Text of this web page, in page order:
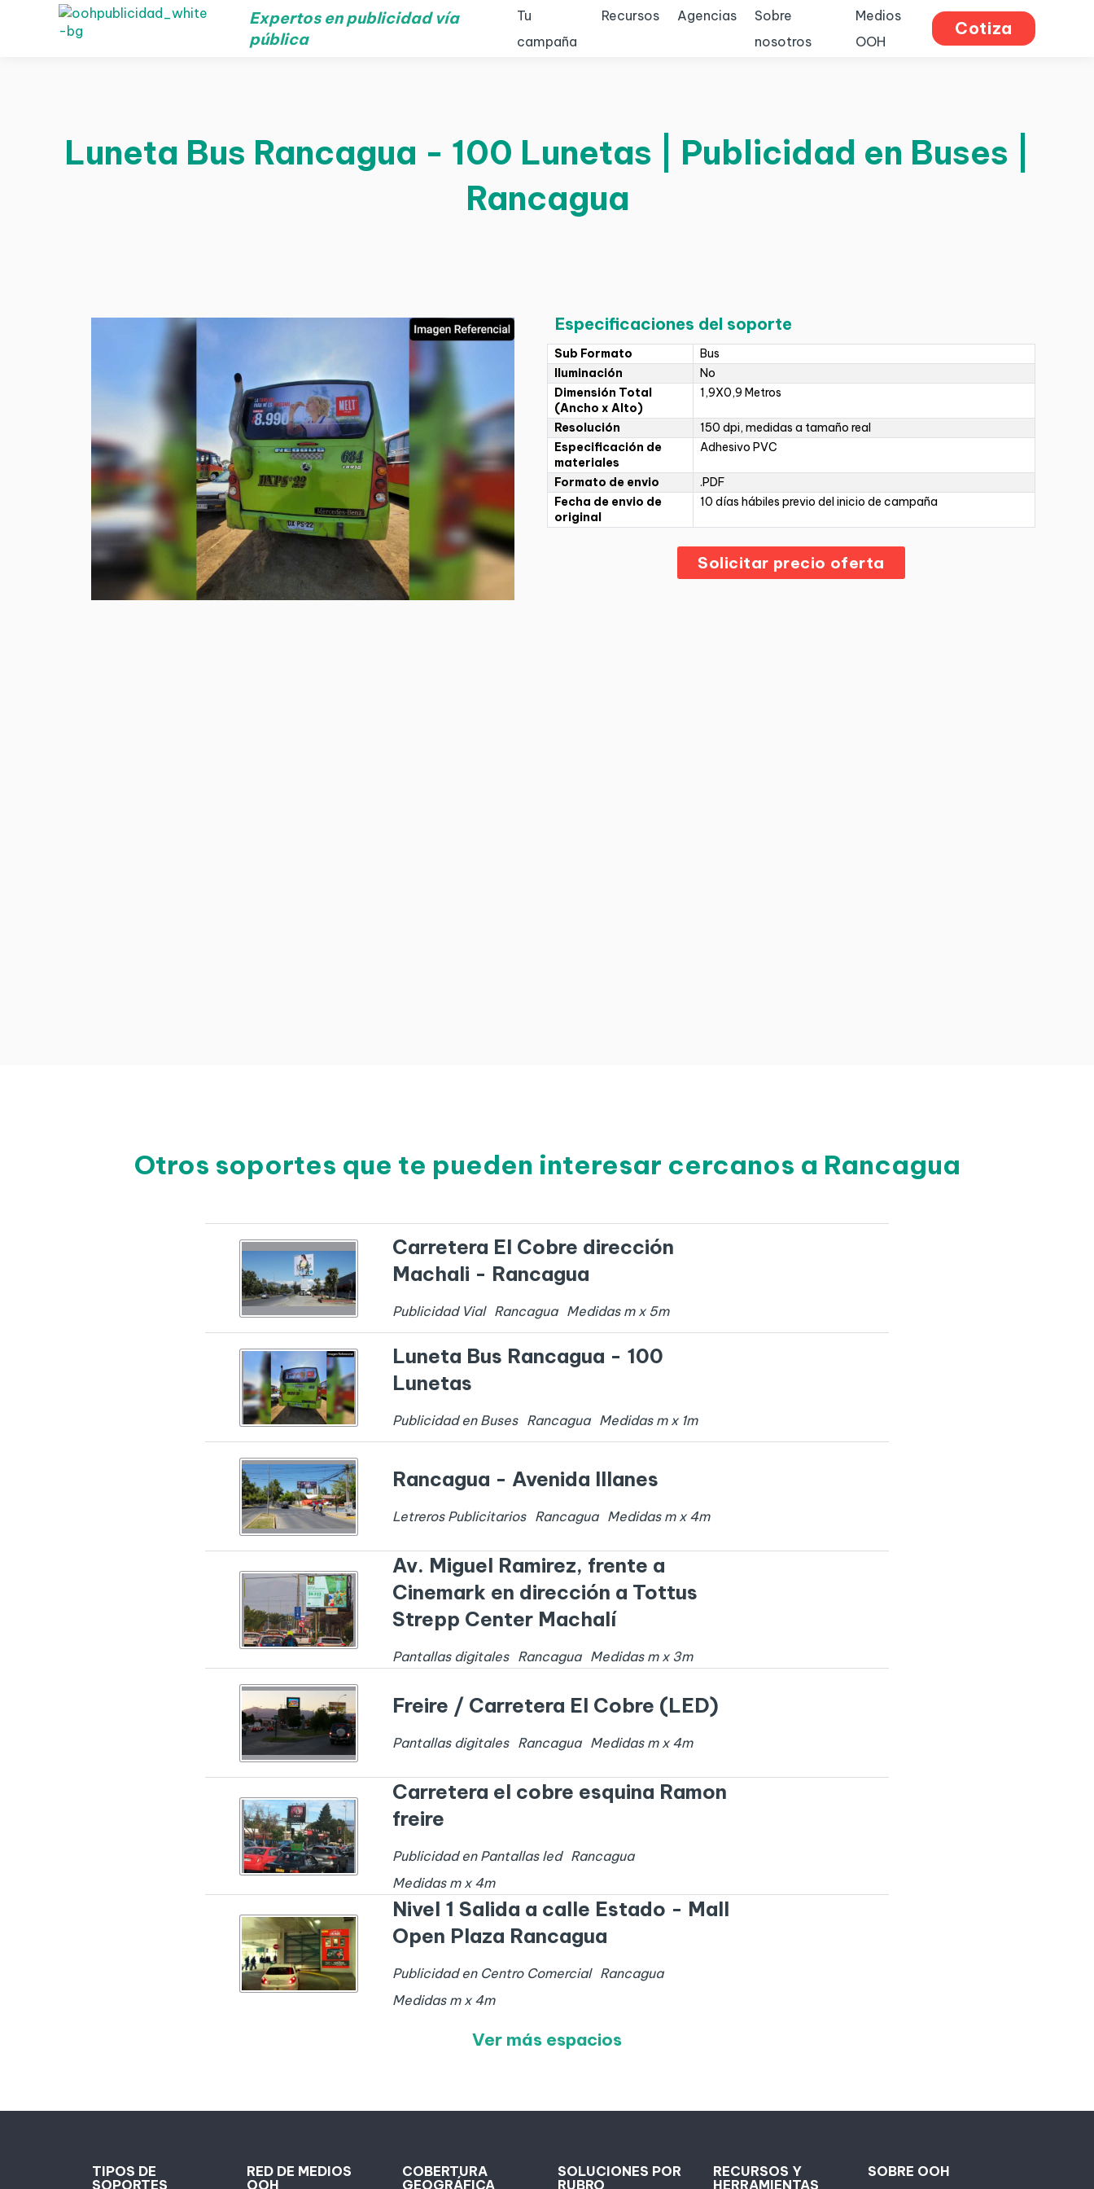
Expertos en publicidad vía
pública
Tu
campaña
Recursos Agencias
Sobre
nosotros
Medios
OOH
Cotiza
Luneta Bus Rancagua - 100 Lunetas | Publicidad en Buses |
Rancagua
Especificaciones del soporte
Sub Formato
Bus
Iluminación
No
Dimensión Total
(Ancho x Alto)
1,9X0,9 Metros
Resolución
150 dpi, medidas a tamaño real
Especificación de
materiales
Adhesivo PVC
Formato de envio
.PDF
Fecha de envio de
original
10 días hábiles previo del inicio de campaña
Solicitar precio oferta
Otros soportes que te pueden interesar cercanos a Rancagua
Carretera El Cobre dirección
Machali - Rancagua
Publicidad Vial Rancagua Medidas m x 5m
Luneta Bus Rancagua - 100
Lunetas
Publicidad en Buses Rancagua Medidas m x 1m
Rancagua - Avenida Illanes
Letreros Publicitarios Rancagua Medidas m x 4m
Av. Miguel Ramirez, frente a
Cinemark en dirección a Tottus
Strepp Center Machalí
Pantallas digitales Rancagua Medidas m x 3m
Freire / Carretera El Cobre (LED)
Pantallas digitales Rancagua Medidas m x 4m
Carretera el cobre esquina Ramon
freire
Publicidad en Pantallas led Rancagua
Medidas m x 4m
Nivel 1 Salida a calle Estado - Mall
Open Plaza Rancagua
Publicidad en Centro Comercial Rancagua
Medidas m x 4m
Ver más espacios
TIPOS DE
SOPORTES
RED DE MEDIOS
OOH
COBERTURA
GEOGRÁFICA
SOLUCIONES POR
RUBRO
RECURSOS Y
HERRAMIENTAS
SOBRE OOH